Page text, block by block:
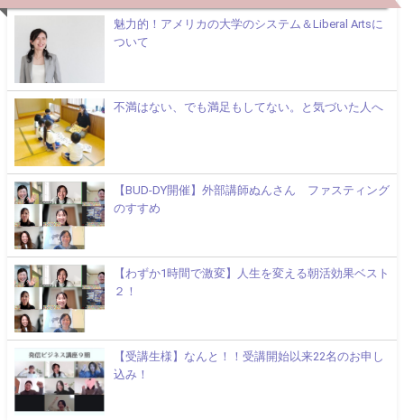
魅力的！アメリカの大学のシステム＆Liberal Artsに
ついて
不満はない、でも満足もしてない。と気づいた人へ
【BUD-DY開催】外部講師ぬんさん ファスティング
のすすめ
【わずか1時間で激変】人生を変える朝活効果ベスト
２！
【受講生様】なんと！！受講開始以来22名のお申し
込み！